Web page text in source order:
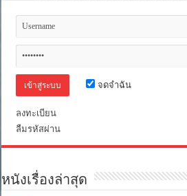
จดจำฉัน
ลงทะเบียน
ลืมรหัสผ่าน
หนังเรื่องล่าสุด